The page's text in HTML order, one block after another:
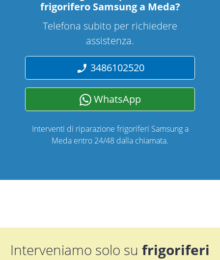
frigorifero Samsung a Meda?
Telefona subito per richiedere
assistenza.
3486102520
WhatsApp
Interventi di riparazione frigoriferi Samsung a
Meda entro 24/48 dalla chiamata.
Interveniamo solo su frigoriferi